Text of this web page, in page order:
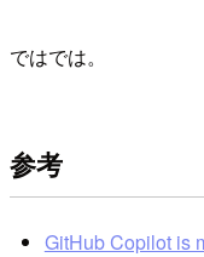
ではでは。
参考
GitHub Copilot is